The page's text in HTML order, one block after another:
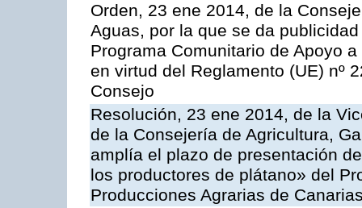
Orden, 23 ene 2014, de la
Aguas, por la que se da
Programa Comunitario de Apoyo
en virtud del Reglamento (UE) nº
Consejo
Resolución, 23 ene 2014, de la
de la Consejería de Agricultura,
amplía el plazo de presentación
los productores de plátano» del
Producciones Agrarias de